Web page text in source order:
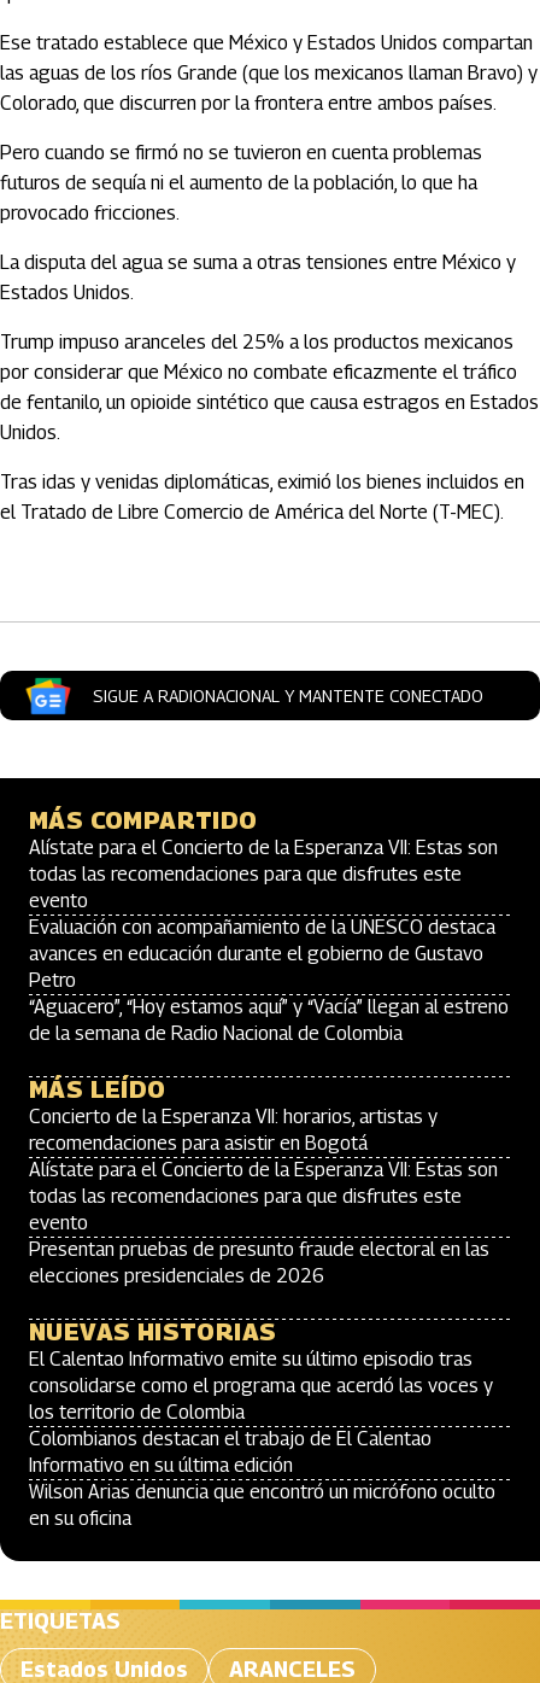
Ese tratado establece que México y Estados Unidos compartan
las aguas de los ríos Grande (que los mexicanos llaman Bravo) y
Colorado, que discurren por la frontera entre ambos países.
Pero cuando se firmó no se tuvieron en cuenta problemas
futuros de sequía ni el aumento de la población, lo que ha
provocado fricciones.
La disputa del agua se suma a otras tensiones entre México y
Estados Unidos.
Trump impuso aranceles del 25% a los productos mexicanos
por considerar que México no combate eficazmente el tráfico
de fentanilo, un opioide sintético que causa estragos en Estados
Unidos.
Tras idas y venidas diplomáticas, eximió los bienes incluidos en
el Tratado de Libre Comercio de América del Norte (T-MEC).
SIGUE A RADIONACIONAL Y MANTENTE CONECTADO
MÁS COMPARTIDO
Alístate para el Concierto de la Esperanza VII: Estas son
todas las recomendaciones para que disfrutes este
evento
Evaluación con acompañamiento de la UNESCO destaca
avances en educación durante el gobierno de Gustavo
Petro
“Aguacero”, “Hoy estamos aquí” y “Vacía” llegan al estreno
de la semana de Radio Nacional de Colombia
MÁS LEÍDO
Concierto de la Esperanza VII: horarios, artistas y
recomendaciones para asistir en Bogotá
Alístate para el Concierto de la Esperanza VII: Estas son
todas las recomendaciones para que disfrutes este
evento
Presentan pruebas de presunto fraude electoral en las
elecciones presidenciales de 2026
NUEVAS HISTORIAS
El Calentao Informativo emite su último episodio tras
consolidarse como el programa que acerdó las voces y
los territorio de Colombia
Colombianos destacan el trabajo de El Calentao
Informativo en su última edición
Wilson Arias denuncia que encontró un micrófono oculto
en su oficina
ETIQUETAS
Estados Unidos
ARANCELES